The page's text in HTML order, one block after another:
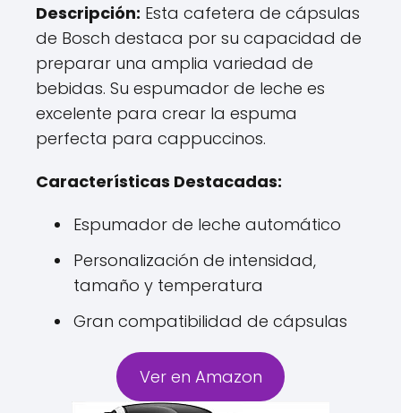
Descripción: Esta cafetera de cápsulas
de Bosch destaca por su capacidad de
preparar una amplia variedad de
bebidas. Su espumador de leche es
excelente para crear la espuma
perfecta para cappuccinos.
Características Destacadas:
Espumador de leche automático
Personalización de intensidad,
tamaño y temperatura
Gran compatibilidad de cápsulas
Ver en Amazon